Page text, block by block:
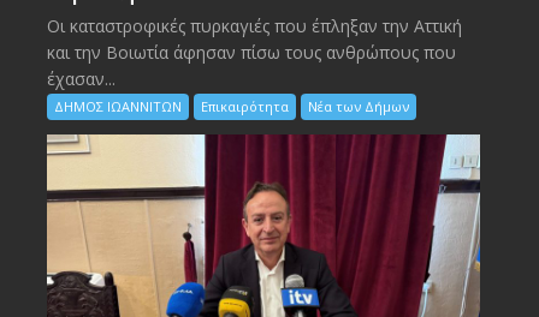
Οι καταστροφικές πυρκαγιές που έπληξαν την Αττική
και την Bοιωτία άφησαν πίσω τους ανθρώπους που
έχασαν...
ΔΗΜΟΣ ΙΩΑΝΝΙΤΩΝ Επικαιρότητα Νέα των Δήμων